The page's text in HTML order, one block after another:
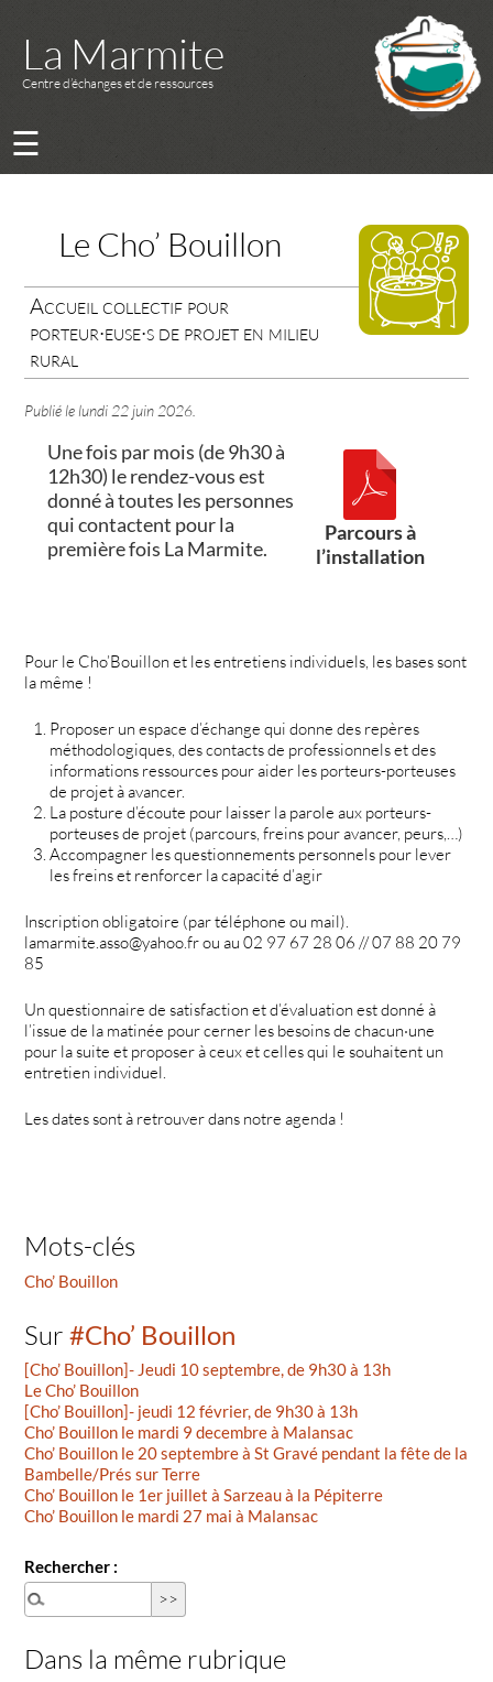
La Marmite
Centre d’échanges et de ressources
☰
Le Cho’ Bouillon
Accueil collectif pour
porteur·euse·s de projet en milieu
rural
Publié le lundi 22 juin 2026
Parcours à
l’installation
Une fois par mois (de 9h30 à
12h30) le rendez-vous est
donné à toutes les personnes
qui contactent pour la
première fois La Marmite.
Pour le Cho’Bouillon et les entretiens individuels, les bases sont
la même !
Proposer un espace d’échange qui donne des repères
méthodologiques, des contacts de professionnels et des
informations ressources pour aider les porteurs-porteuses
de projet à avancer.
La posture d’écoute pour laisser la parole aux porteurs-
porteuses de projet (parcours, freins pour avancer, peurs,…)
Accompagner les questionnements personnels pour lever
les freins et renforcer la capacité d’agir
Inscription obligatoire (par téléphone ou mail).
lamarmite.asso@yahoo.fr ou au 02 97 67 28 06 // 07 88 20 79
85
Un questionnaire de satisfaction et d’évaluation est donné à
l’issue de la matinée pour cerner les besoins de chacun·une
pour la suite et proposer à ceux et celles qui le souhaitent un
entretien individuel.
Les dates sont à retrouver dans notre agenda !
Mots-clés
Cho’ Bouillon
Sur#Cho’ Bouillon
[Cho’ Bouillon]- Jeudi 10 septembre, de 9h30 à 13h
Le Cho’ Bouillon
[Cho’ Bouillon]- jeudi 12 février, de 9h30 à 13h
Cho’ Bouillon le mardi 9 decembre à Malansac
Cho’ Bouillon le 20 septembre à St Gravé pendant la fête de la
Bambelle/Prés sur Terre
Cho’ Bouillon le 1er juillet à Sarzeau à la Pépiterre
Cho’ Bouillon le mardi 27 mai à Malansac
Rechercher :
Dans la même rubrique